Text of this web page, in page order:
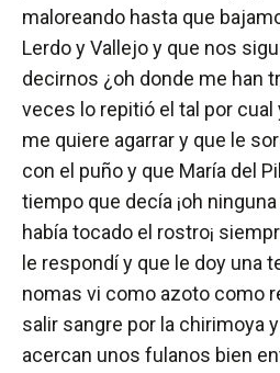
maloreando hasta que
Lerdo y Vallejo y que nos
decirnos ¿oh donde me han
veces lo repitió el tal por cual
me quiere agarrar y que le
con el puño y que María del
tiempo que decía ¡oh
había tocado el rostro¡
le respondí y que le doy una
nomas vi como azoto como
salir sangre por la chirimoya
acercan unos fulanos bien